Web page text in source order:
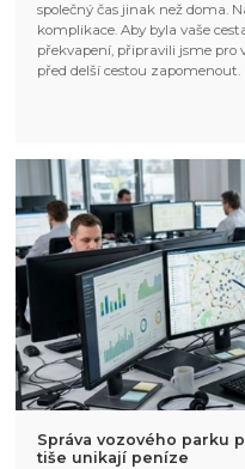
společný čas jinak než doma.
komplikace. Aby byla vaše
překvapení, připravili jsme pro
před delší cestou zapomenout.
Správa vozového parku
tiše unikají peníze